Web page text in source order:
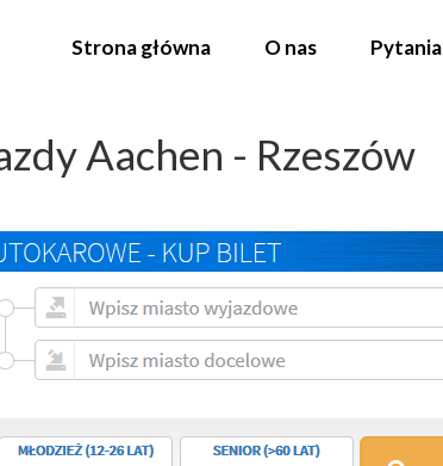
Aachen - Rzeszów
Strona główna O nas Pytania